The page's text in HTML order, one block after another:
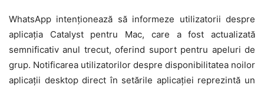
WhatsApp intenționează să informeze utilizatorii despre
aplicația Catalyst pentru Mac, care a fost actualizată
semnificativ anul trecut, oferind suport pentru apeluri de
grup. Notificarea utilizatorilor despre disponibilitatea noilor
aplicații desktop direct în setările aplicației reprezintă un